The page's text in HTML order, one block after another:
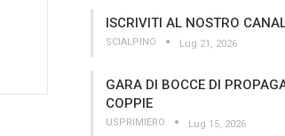
ISCRIVITI AL NOSTRO
SCIALPINO Lug 21, 2026
GARA DI BOCCE DI
COPPIE
USPRIMIERO Lug 15, 2026